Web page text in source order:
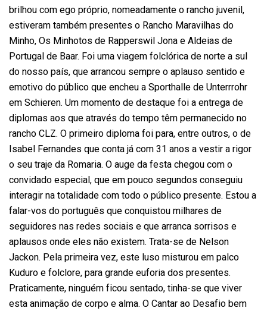
brilhou com ego próprio, nomeadamente o rancho juvenil,
estiveram também presentes o Rancho Maravilhas do
Minho, Os Minhotos de Rapperswil Jona e Aldeias de
Portugal de Baar. Foi uma viagem folclórica de norte a sul
do nosso país, que arrancou sempre o aplauso sentido e
emotivo do público que encheu a Sporthalle de Unterrrohr
em Schieren. Um momento de destaque foi a entrega de
diplomas aos que através do tempo têm permanecido no
rancho CLZ. O primeiro diploma foi para, entre outros, o de
Isabel Fernandes que conta já com 31 anos a vestir a rigor
o seu traje da Romaria. O auge da festa chegou com o
convidado especial, que em pouco segundos conseguiu
interagir na totalidade com todo o público presente. Estou a
falar-vos do português que conquistou milhares de
seguidores nas redes sociais e que arranca sorrisos e
aplausos onde eles não existem. Trata-se de Nelson
Jackon. Pela primeira vez, este luso misturou em palco
Kuduro e folclore, para grande euforia dos presentes.
Praticamente, ninguém ficou sentado, tinha-se que viver
esta animação de corpo e alma. O Cantar ao Desafio bem